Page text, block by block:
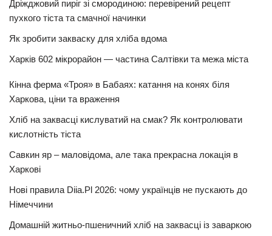
Дріжджовий пиріг зі смородиною: перевірений рецепт
пухкого тіста та смачної начинки
Як зробити закваску для хліба вдома
Харків 602 мікрорайон — частина Салтівки та межа міста
Кінна ферма «Троя» в Бабаях: катання на конях біля
Харкова, ціни та враження
Хліб на заквасці кислуватий на смак? Як контролювати
кислотність тіста
Савкин яр – маловідома, але така прекрасна локація в
Харкові
Нові правила Diia.Pl 2026: чому українців не пускають до
Німеччини
Домашній житньо-пшеничний хліб на заквасці із заваркою